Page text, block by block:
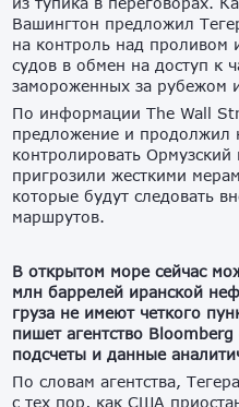
Вашингтон предложил
на контроль над проливом
судов в обмен на доступ к
замороженных за рубежом
По информации The Wall
предложение и продолжил
контролировать
пригрозили жесткими
которые будут следовать
маршрутов.
В открытом море сейчас
млн баррелей иранской
груза не имеют четкого
пишет агентство
подсчеты и данные
По словам агентства,
с тех пор, как США